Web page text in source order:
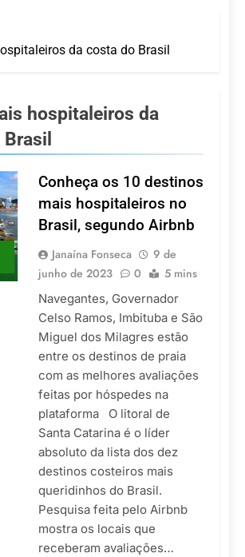
Região Sul
Hotel Premium
Executivo com carreira
internacional, Marc
Balanger assume
comando do Wyndham
5 De Agosto De 2026
rotas na primeira fase
de operação do
Embraer 195-E2
5 De Agosto De 2026
Azul retoma voos
diretos entre Porto
em dezembro
5 De Agosto De 2026
da costa do Brasil
hospitaleiros da
Conheça os 10 destinos
mais hospitaleiros no
Brasil, segundo Airbnb
Janaína Fonseca
9 de
junho de 2023
0 5 mins
Navegantes, Governador
Celso Ramos, Imbituba e São
Miguel dos Milagres estão
entre os destinos de praia
com as melhores avaliações
feitas por hóspedes na
plataforma O litoral de
Santa Catarina é o líder
absoluto da lista dos dez
destinos costeiros mais
queridinhos do Brasil.
Pesquisa feita pelo Airbnb
mostra os locais que
receberam avaliações…